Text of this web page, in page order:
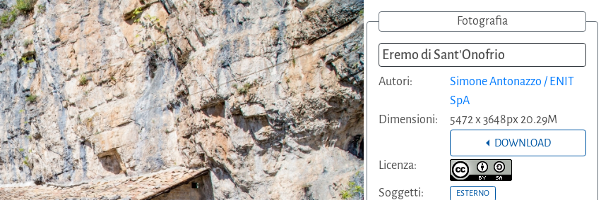
Fotografia
Eremo di Sant'Onofrio
Autori:
Simone Antonazzo / ENIT
SpA
Dimensioni:
5472 x 3648px 20.29M
DOWNLOAD
Licenza:
Soggetti: ESTERNO